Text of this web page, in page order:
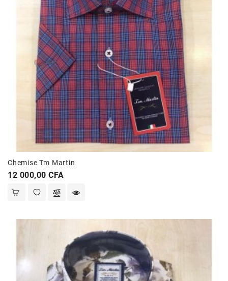
Chemise Tm Martin
Prix
12 000,00 CFA